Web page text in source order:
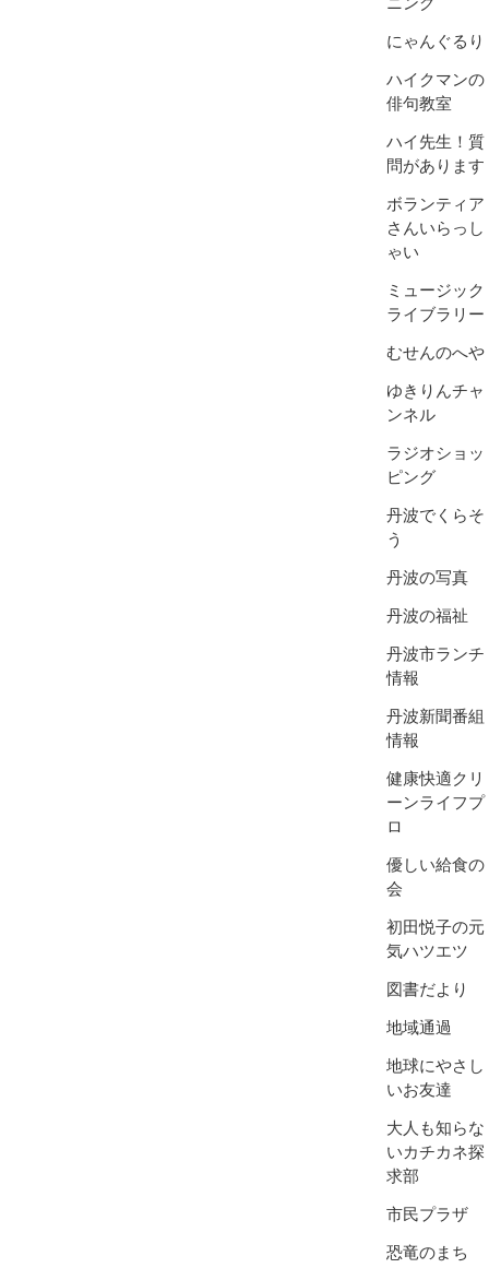
にゃんぐるり
ハイクマンの
俳句教室
ハイ先生！質
問があります
ボランティア
さんいらっし
ゃい
ミュージック
ライブラリー
むせんのへや
ゆきりんチャ
ンネル
ラジオショッ
ピング
丹波でくらそ
う
丹波の写真
丹波の福祉
丹波市ランチ
情報
丹波新聞番組
情報
健康快適クリ
ーンライフプ
ロ
優しい給食の
会
初田悦子の元
気ハツエツ
図書だより
地域通過
地球にやさし
いお友達
大人も知らな
いカチカネ探
求部
市民プラザ
恐竜のまち